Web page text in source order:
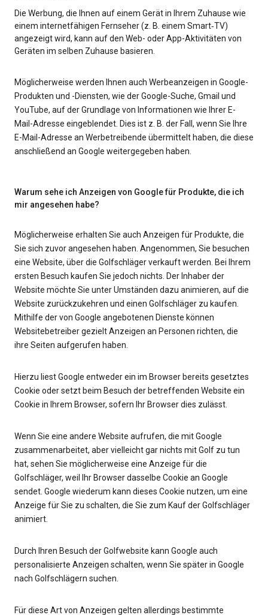
Die Werbung, die Ihnen auf einem Gerät in Ihrem Zuhause wie
einem internetfähigen Fernseher (z. B. einem Smart‑TV)
angezeigt wird, kann auf den Web- oder App-Aktivitäten von
Geräten im selben Zuhause basieren.
Möglicherweise werden Ihnen auch Werbeanzeigen in Google-
Produkten und -Diensten, wie der Google-Suche, Gmail und
YouTube, auf der Grundlage von Informationen wie Ihrer E-
Mail-Adresse eingeblendet. Dies ist z. B. der Fall, wenn Sie Ihre
E-Mail-Adresse an Werbetreibende übermittelt haben, die diese
anschließend an Google weitergegeben haben.
Warum sehe ich Anzeigen von Google für Produkte, die ich
mir angesehen habe?
Möglicherweise erhalten Sie auch Anzeigen für Produkte, die
Sie sich zuvor angesehen haben. Angenommen, Sie besuchen
eine Website, über die Golfschläger verkauft werden. Bei Ihrem
ersten Besuch kaufen Sie jedoch nichts. Der Inhaber der
Website möchte Sie unter Umständen dazu animieren, auf die
Website zurückzukehren und einen Golfschläger zu kaufen.
Mithilfe der von Google angebotenen Dienste können
Websitebetreiber gezielt Anzeigen an Personen richten, die
ihre Seiten aufgerufen haben.
Hierzu liest Google entweder ein im Browser bereits gesetztes
Cookie oder setzt beim Besuch der betreffenden Website ein
Cookie in Ihrem Browser, sofern Ihr Browser dies zulässt.
Wenn Sie eine andere Website aufrufen, die mit Google
zusammenarbeitet, aber vielleicht gar nichts mit Golf zu tun
hat, sehen Sie möglicherweise eine Anzeige für die
Golfschläger, weil Ihr Browser dasselbe Cookie an Google
sendet. Google wiederum kann dieses Cookie nutzen, um eine
Anzeige für Sie zu schalten, die Sie zum Kauf der Golfschläger
animiert.
Durch Ihren Besuch der Golfwebsite kann Google auch
personalisierte Anzeigen schalten, wenn Sie später in Google
nach Golfschlägern suchen.
Für diese Art von Anzeigen gelten allerdings bestimmte